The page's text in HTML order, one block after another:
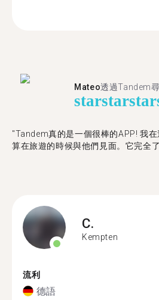
Mateo透過Tandem
starstarstar
"Tandem真的是一個很棒的APP! 我
算在旅遊的時候與他們見面。它完全
C.
Kempten
流利
德語